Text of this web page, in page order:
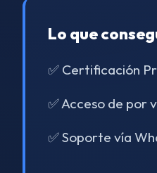
Lo que
✅ Certificación
✅ Acceso de por
✅ Soporte vía